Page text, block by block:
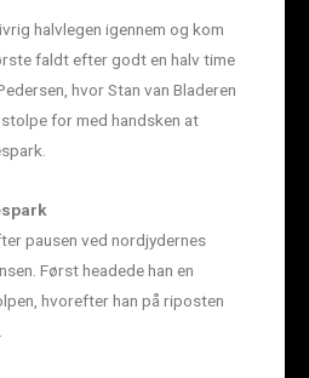
halvlegen igennem og kom
faldt efter godt en halv time
hvor Stan van Bladeren
for med handsken at
pausen ved nordjydernes
Først headede han en
hvorefter han på riposten